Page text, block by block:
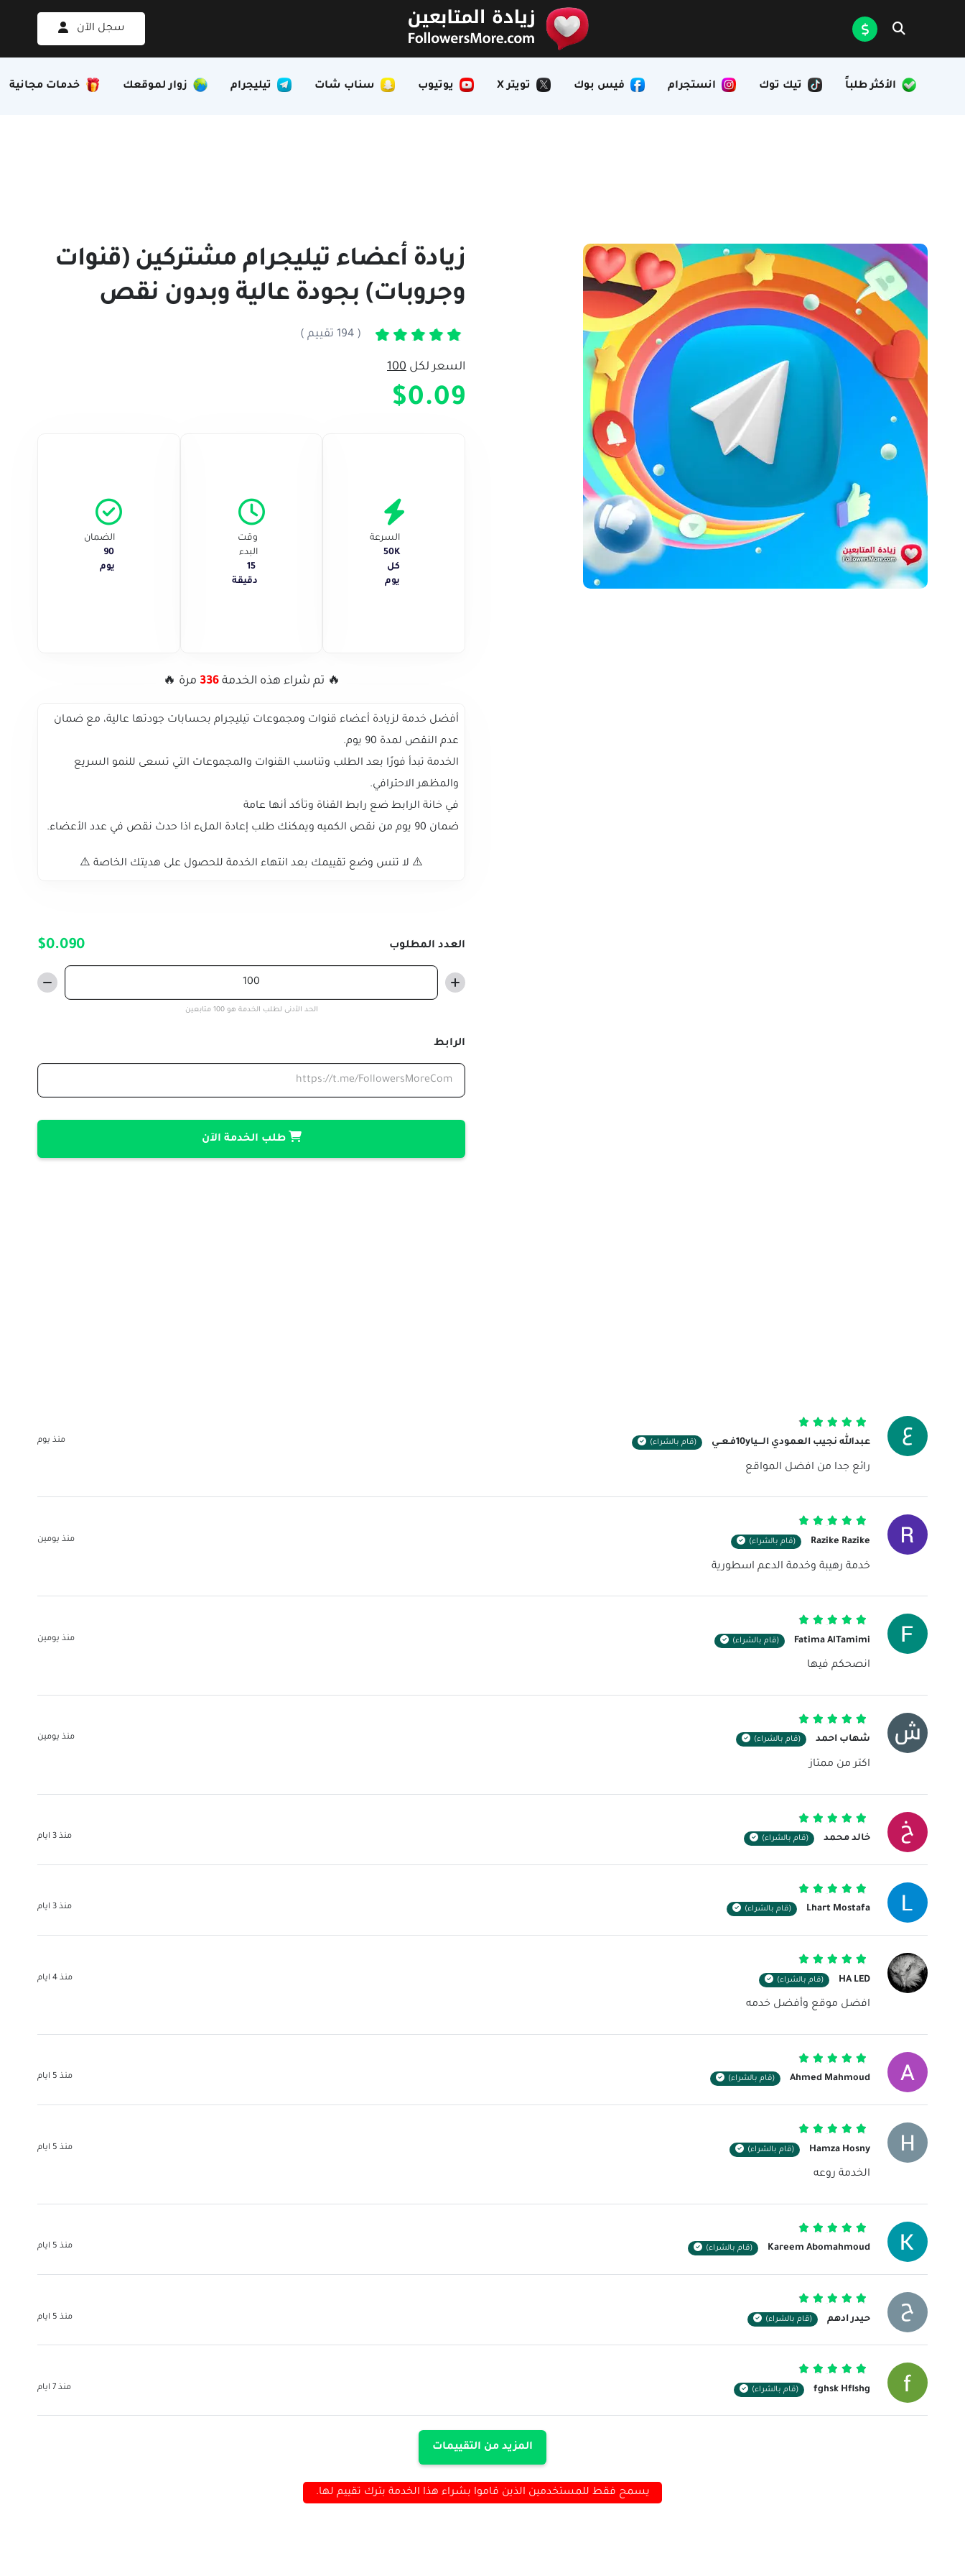
سجل الآن
الأكثر طلباً تيك توك انستجرام فيس بوك تويتر X يوتيوب سناب شات تيليجرام زوار لموقعك خدمات مجانية
زيادة أعضاء تيليجرام مشتركين (قنوات
وجروبات) بجودة عالية وبدون نقص
( 194 تقييم )
السعر لكل 100
$0.09
السرعة
50K
كل
يوم
وقت
البدء
15
دقيقة
الضمان
90
يوم
🔥 تم شراء هذه الخدمة336 مرة 🔥
أفضل خدمة لزيادة أعضاء قنوات ومجموعات تيليجرام بحسابات جودتها عالية، مع ضمان
عدم النقص لمدة 90 يوم.
الخدمة تبدأ فورًا بعد الطلب وتناسب القنوات والمجموعات التي تسعى للنمو السريع
والمظهر الاحترافي.
في خانة الرابط ضع رابط القناة وتأكد أنها عامة
ضمان 90 يوم من نقص الكميه ويمكنك طلب إعادة الملء اذا حدث نقص في عدد الأعضاء.
⚠️ لا تنس وضع تقييمك بعد انتهاء الخدمة للحصول على هديتك الخاصة ⚠️
العدد المطلوب $0.090
الحد الأدنى لطلب الخدمة هو 100 متابعين
الرابط
طلب الخدمة الآن
تم التقييم
عبدالله نجيب العمودي الـــيا10yفـعــي (قام بالشراء) منذ يوم
رائع جدا من افضل المواقع
تم التقييم5من 5
Razike Razike (قام بالشراء) منذ يومين
خدمة رهيبة وخدمة الدعم اسطورية
Fatima AlTamimi (قام بالشراء) منذ يومين
انصحكم فيها
تم التقييم5من 5
شهاب احمد (قام بالشراء) منذ يومين
اكتر من ممتاز
تم التقييم5من 5
خالد محمد (قام بالشراء) منذ 3 ايام
تم التقييم5من 5
Lhart Mostafa (قام بالشراء) منذ 3 ايام
HA LED (قام بالشراء) منذ 4 ايام
افضل موقع وأفضل خدمه
5من 5
Ahmed Mahmoud (قام بالشراء) منذ 5 ايام
Hamza Hosny (قام بالشراء) منذ 5 ايام
الخدمة روعه
من 5
Kareem Abomahmoud (قام بالشراء) منذ 5 ايام
حيدر ادهم (قام بالشراء) منذ 5 ايام
fghsk Hflshg (قام بالشراء) منذ 7 ايام
المزيد من التقييمات
يسمح فقط للمستخدمين الذين قاموا بشراء هذا الخدمة بترك تقييم لها.